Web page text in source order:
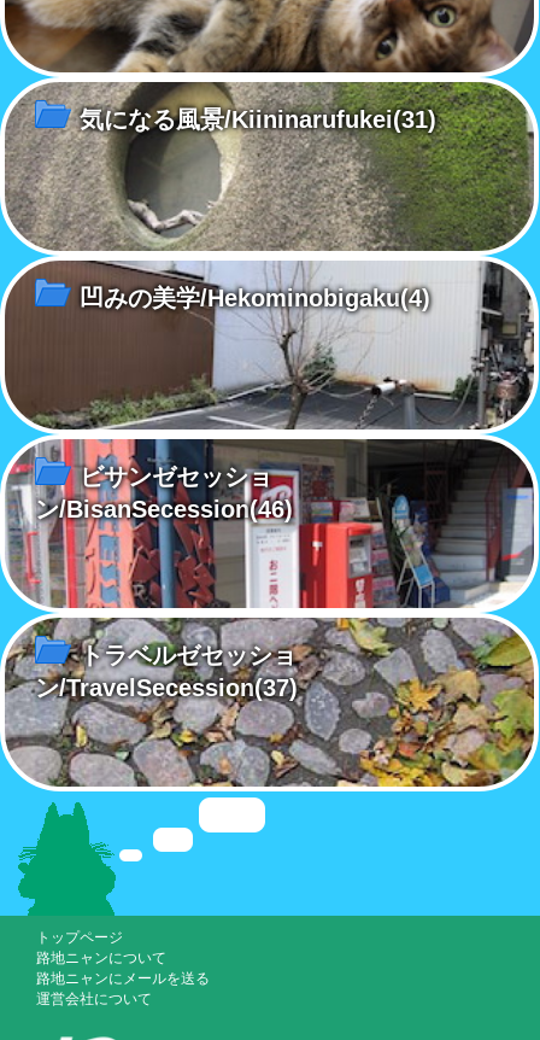
気になる風景/Kiininarufukei(31)
凹みの美学/Hekominobigaku(4)
ビサンゼセッショ
ン/BisanSecession(46)
トラベルゼセッショ
ン/TravelSecession(37)
トップページ
路地ニャンについて
路地ニャンにメールを送る
運営会社について